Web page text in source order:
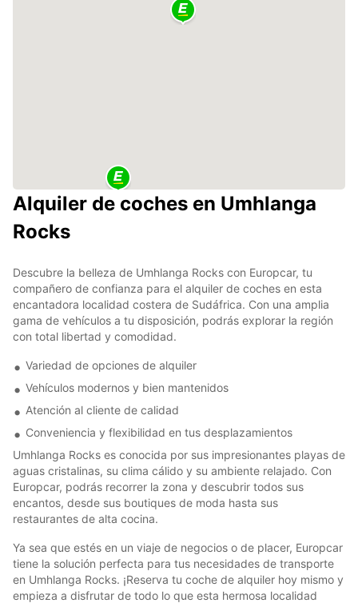
Alquiler de coches en Umhlanga
Rocks
Descubre la belleza de Umhlanga Rocks con Europcar, tu
compañero de confianza para el alquiler de coches en esta
encantadora localidad costera de Sudáfrica. Con una amplia
gama de vehículos a tu disposición, podrás explorar la región
con total libertad y comodidad.
Variedad de opciones de alquiler
Vehículos modernos y bien mantenidos
Atención al cliente de calidad
Conveniencia y flexibilidad en tus desplazamientos
Umhlanga Rocks es conocida por sus impresionantes playas de
aguas cristalinas, su clima cálido y su ambiente relajado. Con
Europcar, podrás recorrer la zona y descubrir todos sus
encantos, desde sus boutiques de moda hasta sus
restaurantes de alta cocina.
Ya sea que estés en un viaje de negocios o de placer, Europcar
tiene la solución perfecta para tus necesidades de transporte
en Umhlanga Rocks. ¡Reserva tu coche de alquiler hoy mismo y
empieza a disfrutar de todo lo que esta hermosa localidad